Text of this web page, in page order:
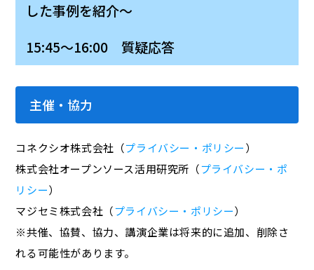
した事例を紹介～
15:45～16:00 質疑応答
主催・協力
コネクシオ株式会社（プライバシー・ポリシー）
株式会社オープンソース活用研究所（プライバシー・ポ
リシー）
マジセミ株式会社（プライバシー・ポリシー）
※共催、協賛、協力、講演企業は将来的に追加、削除さ
れる可能性があります。